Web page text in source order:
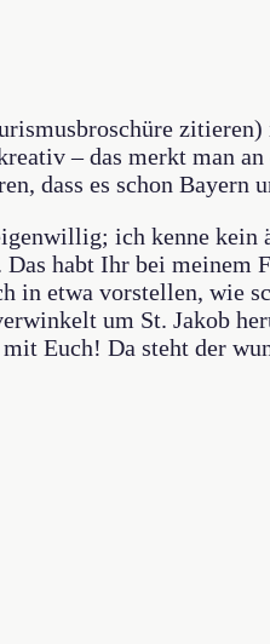
– das merkt man an
dass es schon Bayern
ich kenne kein
habt Ihr bei meinem
in etwa vorstellen, wie
um St. Jakob
Euch! Da steht der